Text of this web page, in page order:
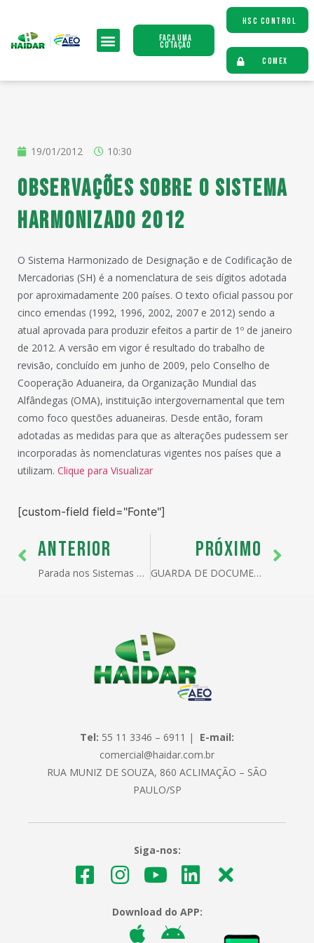
Faça uma
Cotação
HSC CONTROL
COMEX
19/01/2012 10:30
OBSERVAÇÕES SOBRE O SISTEMA
HARMONIZADO 2012
O Sistema Harmonizado de Designação e de Codificação de
Mercadorias (SH) é a nomenclatura de seis dígitos adotada
por aproximadamente 200 países. O texto oficial passou por
cinco emendas (1992, 1996, 2002, 2007 e 2012) sendo a
atual aprovada para produzir efeitos a partir de 1º de janeiro
de 2012. A versão em vigor é resultado do trabalho de
revisão, concluído em junho de 2009, pelo Conselho de
Cooperação Aduaneira, da Organização Mundial das
Alfândegas (OMA), instituição intergovernamental que tem
como foco questões aduaneiras. Desde então, foram
adotadas as medidas para que as alterações pudessem ser
incorporadas às nomenclaturas vigentes nos países que a
utilizam. Clique para Visualizar
[custom-field field="Fonte"]
ANTERIOR
Parada nos Sistemas Aduaneiros. Notícia SISCOMEX 0066 de 06/01/2012
PRÓXIMO
GUARDA DE DOCUMENTOS, O QUE DIZ A LEGISLAÇÃO?
Tel: 55 11 3346 – 6911 | E-mail:
comercial@haidar.com.br
RUA MUNIZ DE SOUZA, 860 ACLIMAÇÃO – SÃO
PAULO/SP
Siga-nos:
Download do APP: